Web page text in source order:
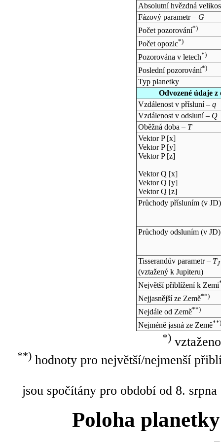
Absolutní hvězdná
Fázový parametr – G
Počet pozorování*)
Počet opozic*)
Pozorována v letech*)
Poslední pozorování*)
Typ planetky
Odvozené údaje
Vzdálenost v přísluní – q
Vzdálenost v odsluní – Q
Oběžná doba – T
Vektor P [x]
Vektor P [y]
Vektor P [z]
Vektor Q [x]
Vektor Q [y]
Vektor Q [z]
Průchody přísluním (v JD)
Průchody odsluním (v JD)
Tisserandův parametr – TJ
(vztažený k Jupiteru)
Největší přiblížení k Zemi
Nejjasnější ze Země**)
Nejdále od Země**)
Nejméně jasná ze Země**)
*)
**)hodnoty pro největší/nejmenší
jsou spočítány pro období od 8.
Poloha